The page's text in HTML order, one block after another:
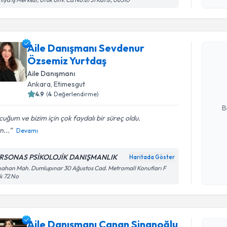
Aile Danışmanı Sevdenur
Özsemiz Yurtdaş
Aile Danışmanı
Ankara , Etimesgut
4.9 (4 Değerlendirme)
ve bizim için çok faydalı bir süreç oldu.
Devamı
PSİKOLOJİK DANIŞMANLIK Haritada Göster
Mah. Dumlupınar 30 Ağustos Cad. Metromall Konutları F
72 No
Randevu
Aile Danışmanı Canan Sinanoğlu